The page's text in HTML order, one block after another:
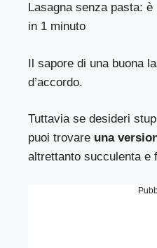
Lasagna senza pasta:
in 1 minuto
Il sapore di una buona
d’accordo.
Tuttavia se desideri
puoi trovare una
altrettanto succulenta e